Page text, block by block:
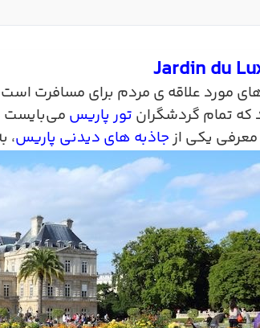
Jardin du
مورد علاقه ی مردم برای مسافرت
که تمام گردشگران تور پاریس می‌بایست
یکی ازجاذبه های دیدنی پاریس،